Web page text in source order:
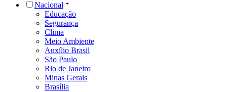
Nacional
Educação
Segurança
Clima
Meio Ambiente
Auxílio Brasil
São Paulo
Rio de Janeiro
Minas Gerais
Brasília